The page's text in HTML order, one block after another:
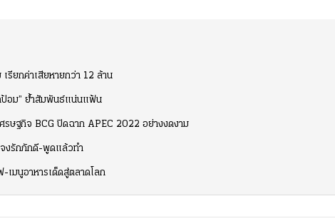
รียกค่าเสียหายกว่า 12 ล้าน
ป้อม” ย้ำสัมพันธ์แน่นแฟ้น
รษฐกิจ BCG ปิดฉาก APEC 2022 อย่างงดงาม
จงรักภักดี-พูดแล้วทำ
มนูอาหารเด็ดสู่ตลาดโลก